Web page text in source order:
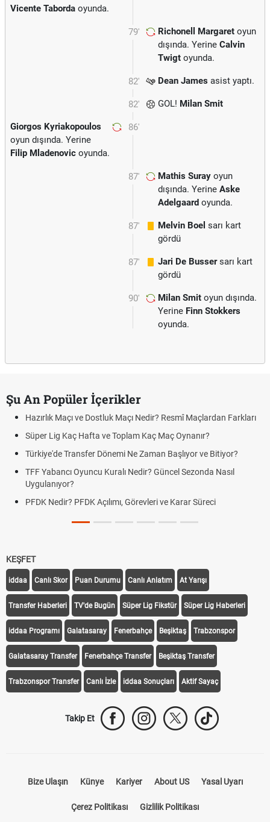
Vicente Taborda oyunda.
79' Richonell Margaret oyun
dışında. Yerine Calvin
Twigt oyunda.
82' Dean James asist yaptı.
82' GOL! Milan Smit
86'
Giorgos Kyriakopoulos
oyun dışında. Yerine
Filip Mladenovic oyunda.
87' Mathis Suray oyun
dışında. Yerine Aske
Adelgaard oyunda.
87' Melvin Boel sarı kart
gördü
87' Jari De Bussersarı kart
gördü
90' Milan Smit oyun dışında.
Yerine Finn Stokkers
oyunda.
Şu An Popüler İçerikler
Hazırlık Maçı ve Dostluk Maçı Nedir? Resmî Maçlardan Farkları
Süper Lig Kaç Hafta ve Toplam Kaç Maç Oynanır?
Türkiye'de Transfer Dönemi Ne Zaman Başlıyor ve Bitiyor?
TFF Yabancı Oyuncu Kuralı Nedir? Güncel Sezonda Nasıl
Uygulanıyor?
PFDK Nedir? PFDK Açılımı, Görevleri ve Karar Süreci
KEŞFET
iddaa Canlı Skor Puan Durumu Canlı Anlatım At Yarışı
Transfer Haberleri TV'de Bugün Süper Lig Fikstür Süper Lig Haberleri
iddaa Programı Galatasaray Fenerbahçe Beşiktaş Trabzonspor
Galatasaray Transfer Fenerbahçe Transfer Beşiktaş Transfer
Trabzonspor Transfer Canlı İzle iddaa Sonuçları Aktif Sayaç